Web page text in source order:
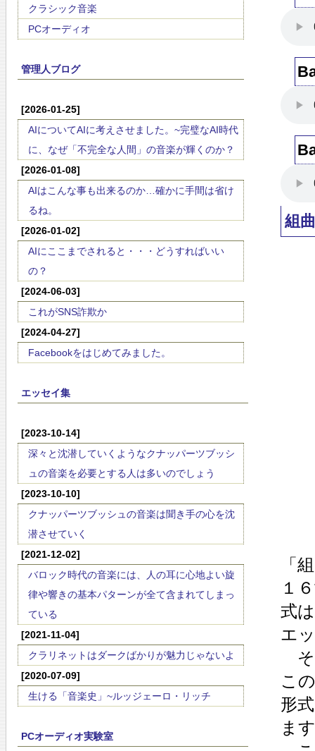
クラシック音楽
PCオーディオ
管理人ブログ
[2026-01-25]
AIについてAIに考えさせました。~完璧なAI時代
に、なぜ「不完全な人間」の音楽が輝くのか？
[2026-01-08]
AIはこんな事も出来るのか…確かに手間は省け
るね。
[2026-01-02]
AIにここまでされると・・・どうすればいい
の？
[2024-06-03]
これがSNS詐欺か
[2024-04-27]
Facebookをはじめてみました。
エッセイ集
[2023-10-14]
深々と沈潜していくようなクナッパーツブッシ
ュの音楽を必要とする人は多いのでしょう
[2023-10-10]
クナッパーツブッシュの音楽は聞き手の心を沈
潜させていく
[2021-12-02]
バロック時代の音楽には、人の耳に心地よい旋
律や響きの基本パターンが全て含まれてしまっ
ている
[2021-11-04]
クラリネットはダークばかりが魅力じゃないよ
[2020-07-09]
生ける「音楽史」~ルッジェーロ・リッチ
PCオーディオ実験室
組
「
１
式
エ
そ
こ
形
ま